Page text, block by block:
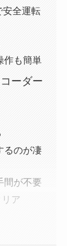
安全運転
作も簡単
ーダー
るのが凄
間が不要
ア